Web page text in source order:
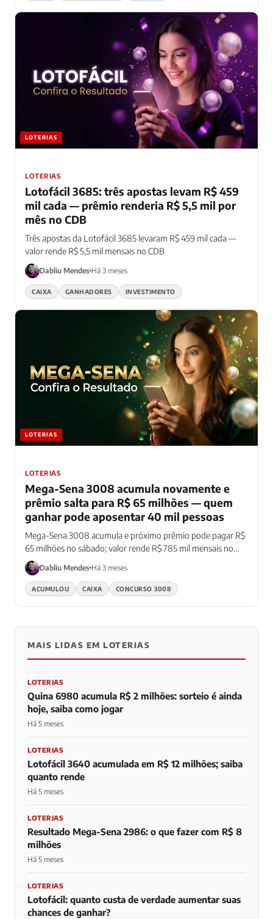
LOTERIAS
LOTERIAS
Lotofácil 3685: três apostas levam R$ 459
mil cada — prêmio renderia R$ 5,5 mil por
mês no CDB
Três apostas da Lotofácil 3685 levaram R$ 459 mil cada —
valor rende R$ 5,5 mil mensais no CDB
Dabliu Mendes Há 3 meses
CAIXA GANHADORES INVESTIMENTO
LOTERIAS
LOTERIAS
Mega-Sena 3008 acumula novamente e
prêmio salta para R$ 65 milhões — quem
ganhar pode aposentar 40 mil pessoas
Mega-Sena 3008 acumula e próximo prêmio pode pagar R$
65 milhões no sábado; valor rende R$ 785 mil mensais no
CDB
Dabliu Mendes Há 3 meses
ACUMULOU CAIXA CONCURSO 3008
MAIS LIDAS EM LOTERIAS
LOTERIAS
Quina 6980 acumula R$ 2 milhões: sorteio é ainda
hoje, saiba como jogar
Há 5 meses
LOTERIAS
Lotofácil 3640 acumulada em R$ 12 milhões; saiba
quanto rende
Há 5 meses
LOTERIAS
Resultado Mega-Sena 2986: o que fazer com R$ 8
milhões
Há 5 meses
LOTERIAS
Lotofácil: quanto custa de verdade aumentar suas
chances de ganhar?